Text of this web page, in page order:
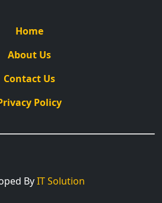
Home
About Us
Contact Us
Policy
ByIT Solution